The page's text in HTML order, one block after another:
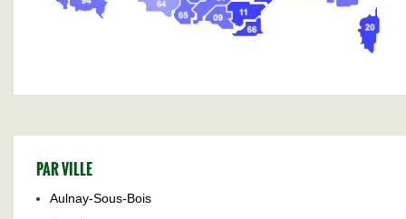
PAR VILLE
Aulnay-Sous-Bois